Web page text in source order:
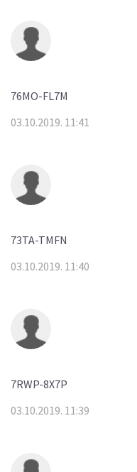
76MO-FL7M
03.10.2019. 11:41
73TA-TMFN
03.10.2019. 11:40
7RWP-8X7P
03.10.2019. 11:39